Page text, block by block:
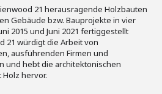
21 herausragende Holzbauten
Gebäude bzw. Bauprojekte in vier
2015 und Juni 2021 fertiggestellt
21 würdigt die Arbeit von
ausführenden Firmen und
und hebt die architektonischen
hervor.